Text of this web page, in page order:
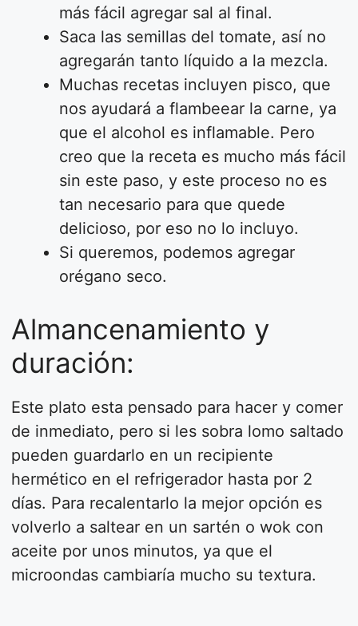
más fácil agregar sal al final.
Saca las semillas del tomate, así no
agregarán tanto líquido a la mezcla.
Muchas recetas incluyen pisco, que
nos ayudará a flambeear la carne, ya
que el alcohol es inflamable. Pero
creo que la receta es mucho más fácil
sin este paso, y este proceso no es
tan necesario para que quede
delicioso, por eso no lo incluyo.
Si queremos, podemos agregar
orégano seco.
Almancenamiento y
duración:
Este plato esta pensado para hacer y comer
de inmediato, pero si les sobra lomo saltado
pueden guardarlo en un recipiente
hermético en el refrigerador hasta por 2
días. Para recalentarlo la mejor opción es
volverlo a saltear en un sartén o wok con
aceite por unos minutos, ya que el
microondas cambiaría mucho su textura.